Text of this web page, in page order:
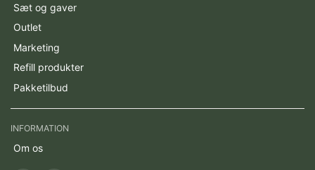
Sæt og gaver
Outlet
Marketing
Refill produkter
Pakketilbud
INFORMATION
Om os